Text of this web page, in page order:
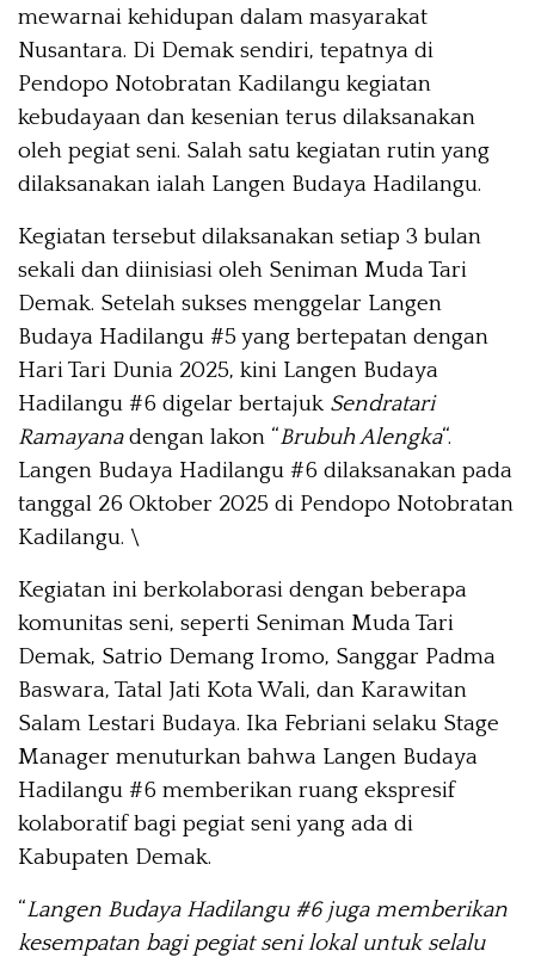
mewarnai kehidupan dalam masyarakat
Nusantara. Di Demak sendiri, tepatnya di
Pendopo Notobratan Kadilangu kegiatan
kebudayaan dan kesenian terus dilaksanakan
oleh pegiat seni. Salah satu kegiatan rutin yang
dilaksanakan ialah Langen Budaya Hadilangu.
Kegiatan tersebut dilaksanakan setiap 3 bulan
sekali dan diinisiasi oleh Seniman Muda Tari
Demak. Setelah sukses menggelar Langen
Budaya Hadilangu #5 yang bertepatan dengan
Hari Tari Dunia 2025, kini Langen Budaya
Hadilangu #6 digelar bertajuk Sendratari
Ramayanadengan lakon “Brubuh Alengka“.
Langen Budaya Hadilangu #6 dilaksanakan pada
tanggal 26 Oktober 2025 di Pendopo Notobratan
Kadilangu. \
Kegiatan ini berkolaborasi dengan beberapa
komunitas seni, seperti Seniman Muda Tari
Demak, Satrio Demang Iromo, Sanggar Padma
Baswara, Tatal Jati Kota Wali, dan Karawitan
Salam Lestari Budaya. Ika Febriani selaku Stage
Manager menuturkan bahwa Langen Budaya
Hadilangu #6 memberikan ruang ekspresif
kolaboratif bagi pegiat seni yang ada di
Kabupaten Demak.
“Langen Budaya Hadilangu #6 juga memberikan
kesempatan bagi pegiat seni lokal untuk selalu